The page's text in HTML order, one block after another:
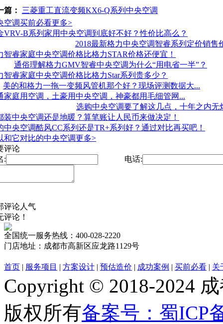
篇：
三菱重工直流变频KX6-Q系列中央空调
空调买前必看更多>
VRV-B系列家用中央空调到底好不好？性价比高么？
2018最新格力中央空调智睿系列定价销售
智睿家庭中央空调价格比格力STAR价格还便宜！
通俗理解格力GMV智睿中央空调为什么“用电省一半”？
智睿家庭中央空调价格比格力Star系列贵多少？
美的和格力一拖一变频风管机那个好？现场评测数据大...
家庭用空调，土豪用中央空调，神豪都用毛细管网...
选购中央空调要了解这几点，十年之内无
装中央空调还是地暖？算笔账让人民币来做决定！
中央空调酷风CC系列还是TR+系列好？通过对比再买吧！
和它对比的中央空调更多>
评论
:
电话:
评论人气
评论！
全国统一服务热线： 400-028-2220
门店地址： 成都市高新区应龙路1129号
首页 | 服务项目 | 方案设计 | 预估造价 | 成功案例 | 买前必看 | 关
Copyright © 2018-2024
版权所有备案号：蜀ICP